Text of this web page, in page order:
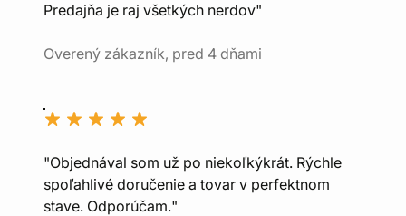
Predajňa je raj všetkých nerdov"
Overený zákazník, pred 4 dňami
"Objednával som už po niekoľkýkrát. Rýchle
spoľahlivé doručenie a tovar v perfektnom
stave. Odporúčam."